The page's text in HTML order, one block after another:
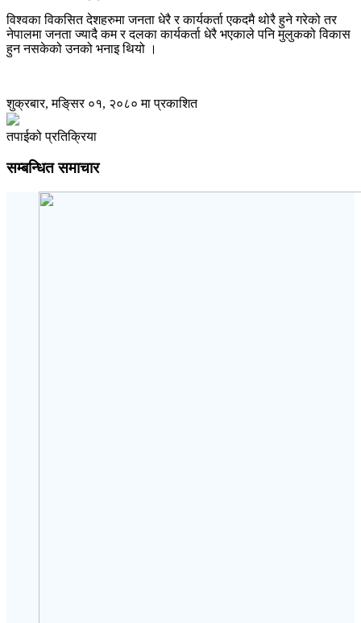
विश्वका विकसित देशहरुमा जनता धेरै र कार्यकर्ता एकदमै थोरै हुने गरेको तर
नेपालमा जनता ज्यादै कम र दलका कार्यकर्ता धेरै भएकाले पनि मुलुकको विकास
हुन नसकेको उनको भनाइ थियो ।
शुक्रबार, मङि्सर ०१, २०८० मा प्रकाशित
तपाईको प्रतिक्रिया
सम्बन्धित समाचार